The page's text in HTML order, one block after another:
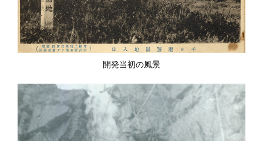
開発当初の風景